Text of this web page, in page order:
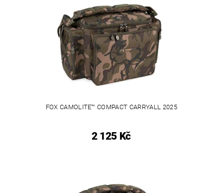
FOX CAMOLITE™ COMPACT CARRYALL 2025
2 125 Kč